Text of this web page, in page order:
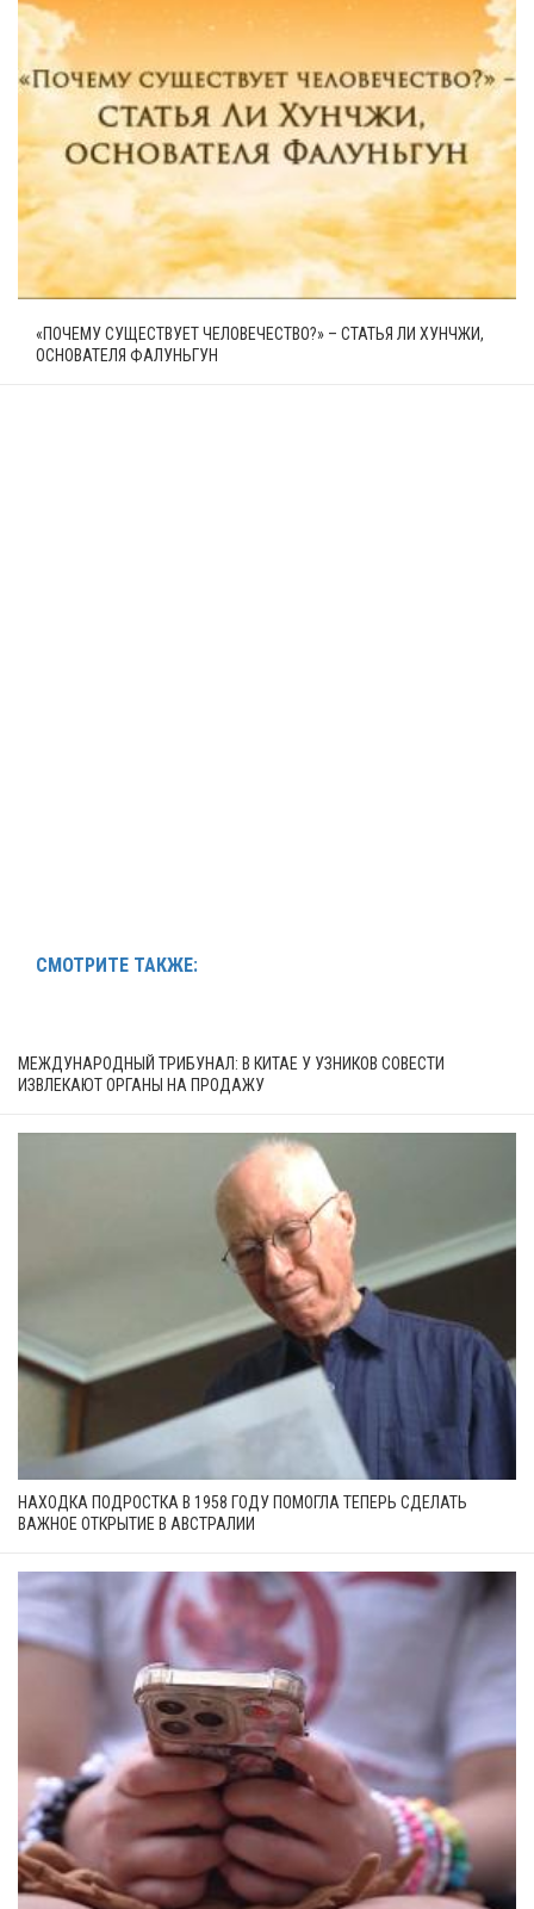
«ПОЧЕМУ СУЩЕСТВУЕТ ЧЕЛОВЕЧЕСТВО?» – СТАТЬЯ ЛИ ХУНЧЖИ,
ОСНОВАТЕЛЯ ФАЛУНЬГУН
СМОТРИТЕ ТАКЖЕ:
МЕЖДУНАРОДНЫЙ ТРИБУНАЛ: В КИТАЕ У УЗНИКОВ СОВЕСТИ
ИЗВЛЕКАЮТ ОРГАНЫ НА ПРОДАЖУ
НАХОДКА ПОДРОСТКА В 1958 ГОДУ ПОМОГЛА ТЕПЕРЬ СДЕЛАТЬ
ВАЖНОЕ ОТКРЫТИЕ В АВСТРАЛИИ